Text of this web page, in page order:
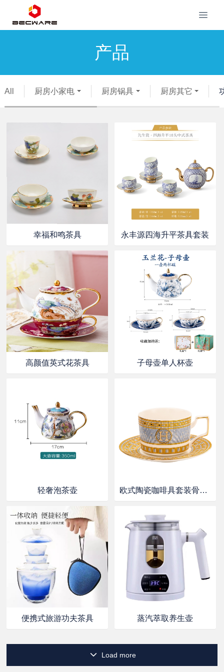
产品
All 厨房小家电 厨房锅具 厨房其它
幸福和鸣茶具 永丰源四海升平茶具套装
高颜值英式花茶具 子母壶单人杯壶
轻奢泡茶壶 欧式陶瓷咖啡具套装骨瓷茶具
便携式旅游功夫茶具 蒸汽萃取养生壶
Load more